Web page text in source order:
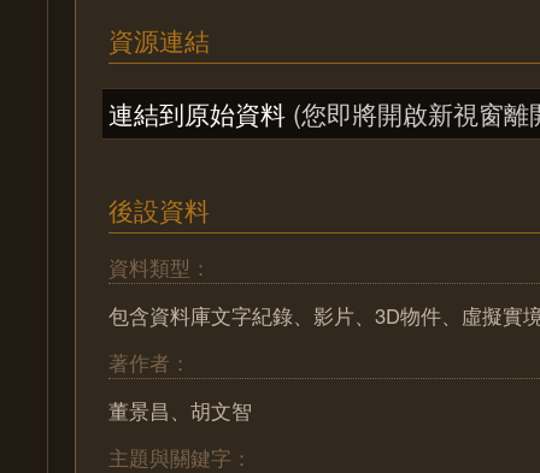
資源連結
連結到原始資料 (您即將開啟新視窗離
後設資料
資料類型：
包含資料庫文字紀錄、影片、3D物件、虛擬實
著作者：
董景昌、胡文智
主題與關鍵字：